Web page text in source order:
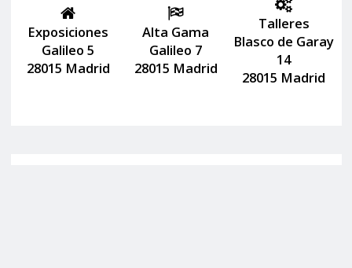
Exposiciones
Galileo 5
28015 Madrid
Alta Gama
Galileo 7
28015 Madrid
Talleres
Blasco de Garay
14
28015 Madrid